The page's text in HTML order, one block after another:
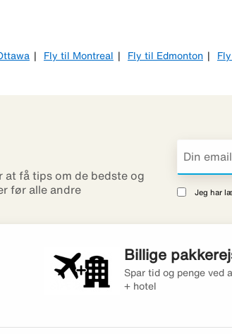
Fly til Montreal Fly til Edmonton
at få tips om de bedste og
før alle andre
Jeg har
Billige
Spar tid og penge ved
+ hotel